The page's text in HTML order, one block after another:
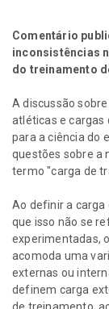
Comentário
inconsistências
do treinamento
A discussão
atléticas e
para a ciência do
questões sobre a
termo "carga de
Ao definir a
que isso não se
experimentadas,
acomoda uma
externas ou
definem carga
de treinamento,